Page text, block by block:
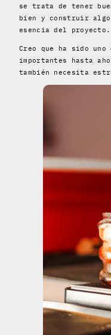
se trata de tener
bien y construir
esencia del proyecto.
Creo que ha sido uno
importantes hasta
también necesita